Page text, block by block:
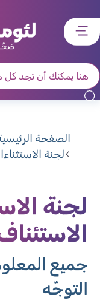
דלג
לתפריט
דלג
לרכיב
דלג
לתוכן
דלג
לאזור
תחתון
الصفحة
لجنة
لجنة
جميع
التوجّه